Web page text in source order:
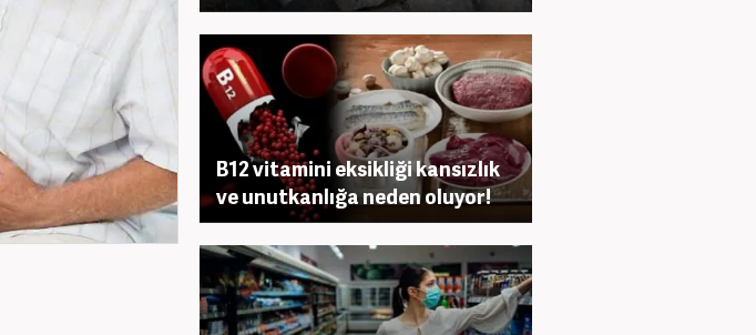
B12 vitamini eksikliği kansızlık
ve unutkanlığa neden oluyor!